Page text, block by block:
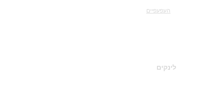
העפעפיים
לינקים